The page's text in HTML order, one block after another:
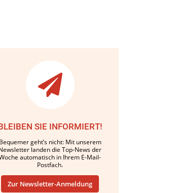
SIE INFORMIERT!
Bequemer geht’s nicht: Mit unserem
landen die Top-News der
automatisch in Ihrem E-Mail-
Postfach.
Zur Newsletter-Anmeldung